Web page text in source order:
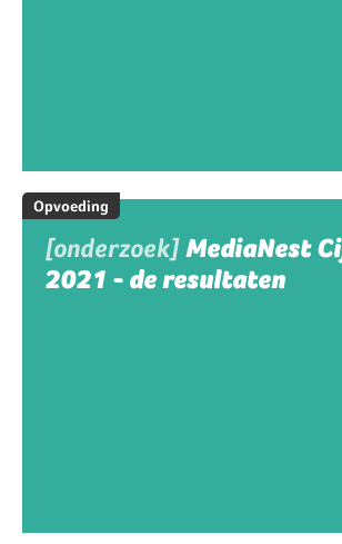
Opvoeding
[onderzoek]MediaNest
2021 - de resultaten